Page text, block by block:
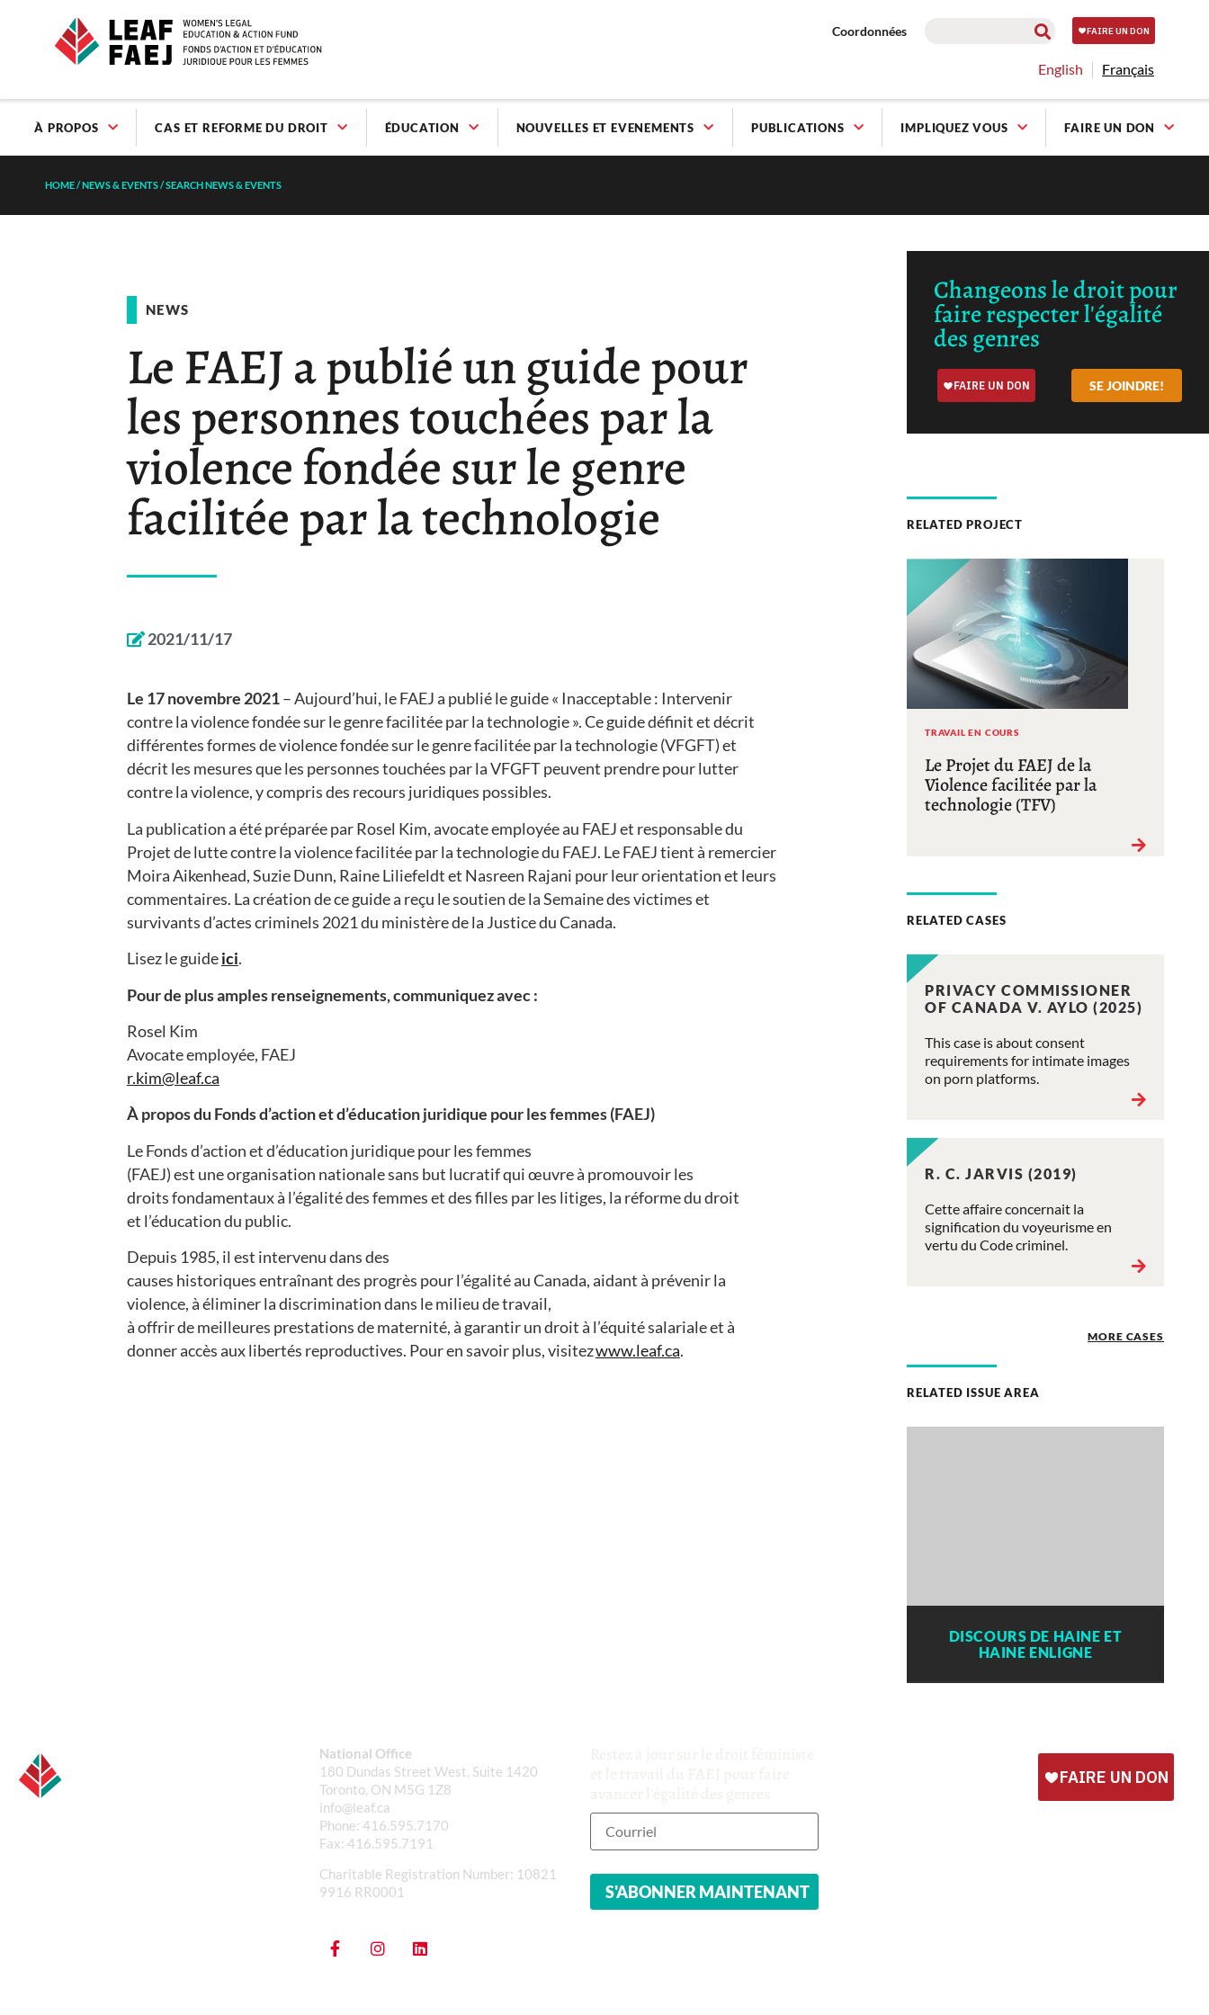
Coordonnées
English Français
À PROPOS CAS ET REFORME DU DROIT ÉDUCATION NOUVELLES ET EVENEMENTS PUBLICATIONS IMPLIQUEZ VOUS FAIRE UN DON
HOME/NEWS & EVENTS/SEARCH NEWS & EVENTS
NEWS
Le FAEJ a publié un guide pour
les personnes touchées par la
violence fondée sur le genre
facilitée par la technologie
2021/11/17
Le 17 novembre 2021– Aujourd’hui, le FAEJ a publié le guide « Inacceptable : Intervenir
contre la violence fondée sur le genre facilitée par la technologie ». Ce guide définit et décrit
différentes formes de violence fondée sur le genre facilitée par la technologie (VFGFT) et
décrit les mesures que les personnes touchées par la VFGFT peuvent prendre pour lutter
contre la violence, y compris des recours juridiques possibles.
La publication a été préparée par Rosel Kim, avocate employée au FAEJ et responsable du
Projet de lutte contre la violence facilitée par la technologie du FAEJ. Le FAEJ tient à remercier
Moira Aikenhead, Suzie Dunn, Raine Liliefeldt et Nasreen Rajani pour leur orientation et leurs
commentaires. La création de ce guide a reçu le soutien de la Semaine des victimes et
survivants d’actes criminels 2021 du ministère de la Justice du Canada.
Lisez le guideici.
Pour de plus amples renseignements, communiquez avec :
Rosel Kim
Avocate employée, FAEJ
r.kim@leaf.ca
À propos du Fonds d’action et d’éducation juridique pour les femmes (FAEJ)
Le Fonds d’action et d’éducation juridique pour les femmes
(FAEJ) est une organisation nationale sans but lucratif qui œuvre à promouvoir les
droits fondamentaux à l’égalité des femmes et des filles par les litiges, la réforme du droit
et l’éducation du public.
Depuis 1985, il est intervenu dans des
causes historiques entraînant des progrès pour l’égalité au Canada, aidant à prévenir la
violence, à éliminer la discrimination dans le milieu de travail,
à offrir de meilleures prestations de maternité, à garantir un droit à l’équité salariale et à
donner accès aux libertés reproductives. Pour en savoir plus, visitezwww.leaf.ca.
Changeons le droit pour
faire respecter l'égalité
des genres
SE JOINDRE!
RELATED PROJECT
TRAVAIL EN COURS
Le Projet du FAEJ de la
Violence facilitée par la
technologie (TFV)
RELATED CASES
PRIVACY COMMISSIONER
OF CANADA V. AYLO (2025)
This case is about consent
requirements for intimate images
on porn platforms.
R. C. JARVIS (2019)
Cette affaire concernait la
signification du voyeurisme en
vertu du Code criminel.
MORE CASES
RELATED ISSUE AREA
DISCOURS DE HAINE ET
HAINE ENLIGNE
National Office
180 Dundas Street West, Suite 1420
Toronto, ON M5G 1Z8
info@leaf.ca
Phone: 416.595.7170
Fax: 416.595.7191
Charitable Registration Number: 10821
9916 RR0001